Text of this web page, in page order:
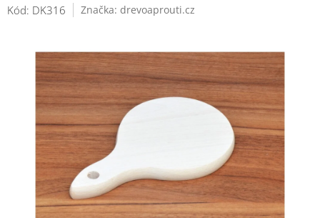
Kód: DK316 Značka: drevoaprouti.cz